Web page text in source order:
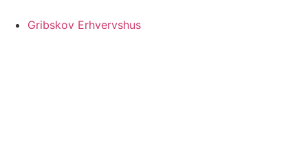
Gribskov Erhvervshus